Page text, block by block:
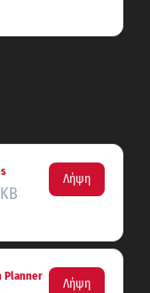
Λήψη
Planner
Λήψη